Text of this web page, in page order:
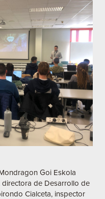
Goi Eskola
de Desarrollo de
Cialceta, inspector